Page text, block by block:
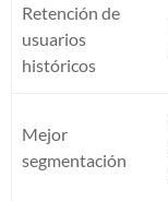
Retención de
usuarios
históricos
Mejor
segmentación